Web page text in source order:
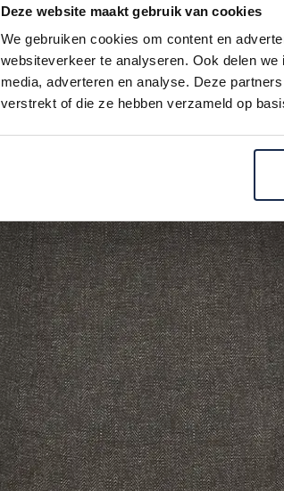
Deze website maakt gebruik van cookies
We gebruiken cookies om content en
websiteverkeer te analyseren. Ook delen
media, adverteren en analyse. Deze
verstrekt of die ze hebben verzameld op